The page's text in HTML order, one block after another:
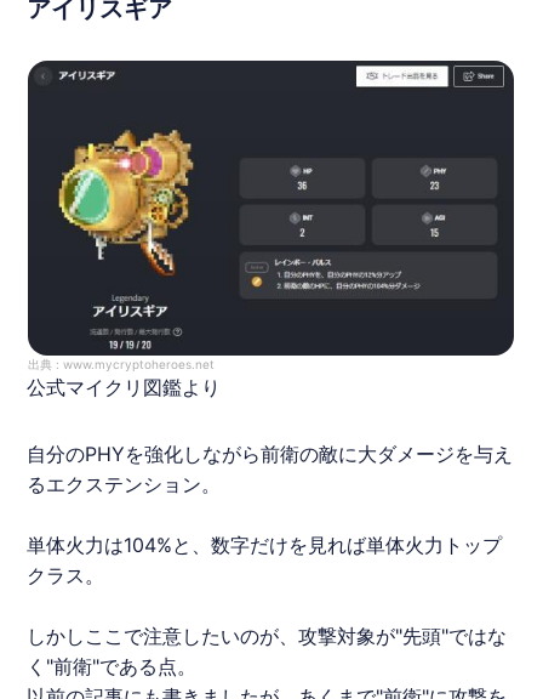
アイリスギア
出典 :www.mycryptoheroes.net
公式マイクリ図鑑より
自分のPHYを強化しながら前衛の敵に大ダメージを与え
るエクステンション。
単体火力は104%と、数字だけを見れば単体火力トップ
クラス。
しかしここで注意したいのが、攻撃対象が"先頭"ではな
く"前衛"である点。